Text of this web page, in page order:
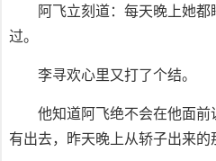
阿飞立刻道：每天晚上她
过。
李寻欢心里又打了个结。
他知道阿飞绝不会在他面
有出去，昨天晚上从轿子出来的